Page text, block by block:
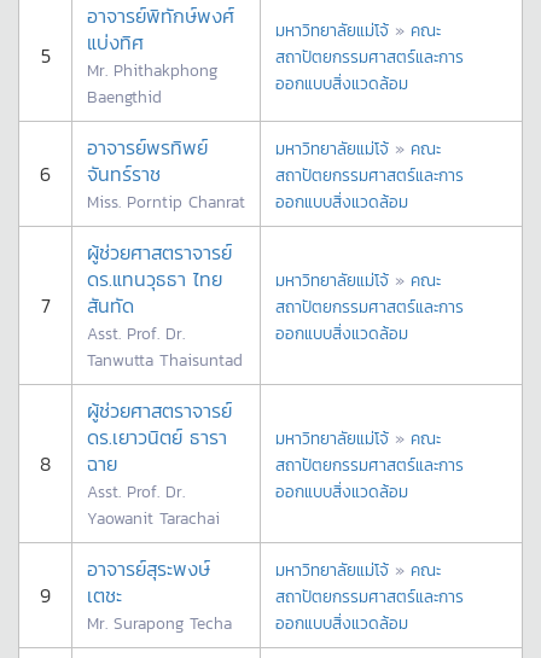
5
อาจารย์พิทักษ์พงศ์
แบ่งทิศ
Mr. Phithakphong
Baengthid
มหาวิทยาลัยแม่โจ้ » คณะ
สถาปัตยกรรมศาสตร์และการ
ออกแบบสิ่งแวดล้อม
6
อาจารย์พรทิพย์
จันทร์ราช
Miss. Porntip Chanrat
มหาวิทยาลัยแม่โจ้ » คณะ
สถาปัตยกรรมศาสตร์และการ
ออกแบบสิ่งแวดล้อม
7
ผู้ช่วยศาสตราจารย์
ดร.แทนวุธธา ไทย
สันทัด
Asst. Prof. Dr.
Tanwutta Thaisuntad
มหาวิทยาลัยแม่โจ้ » คณะ
สถาปัตยกรรมศาสตร์และการ
ออกแบบสิ่งแวดล้อม
8
ผู้ช่วยศาสตราจารย์
ดร.เยาวนิตย์ ธารา
ฉาย
Asst. Prof. Dr.
Yaowanit Tarachai
มหาวิทยาลัยแม่โจ้ » คณะ
สถาปัตยกรรมศาสตร์และการ
ออกแบบสิ่งแวดล้อม
9
อาจารย์สุระพงษ์
เตชะ
Mr. Surapong Techa
มหาวิทยาลัยแม่โจ้ » คณะ
สถาปัตยกรรมศาสตร์และการ
ออกแบบสิ่งแวดล้อม